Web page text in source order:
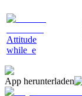
Attitude
while_e
App herunterladen